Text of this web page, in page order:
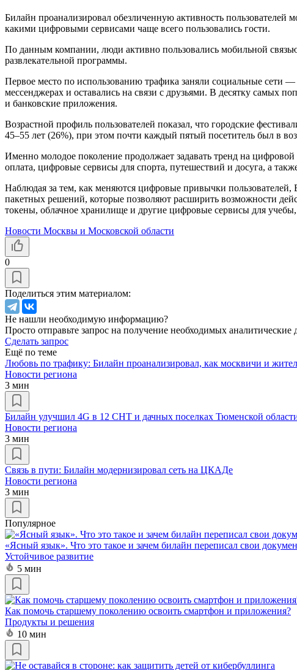
Билайн проанализировал обезличенную активность
какими цифровыми сервисами чаще всего пользовались гости.
По данным компании, люди активно пользовались мобильной
развлекательной программы.
Первое место по использованию трафика заняли социальные сети
мессенджерах и оставались на связи с друзьями. В десятку самых
и банковские приложения.
Возрастной профиль пользователей показал, что городские
45–55 лет (26%), при этом почти каждый пятый посетитель был в
Именно молодое поколение продолжает задавать тренд на
оплата, цифровые сервисы для спорта, путешествий и досуга, а
Наблюдая за тем, как меняются цифровые привычки
пакетных решений, которые позволяют расширить возможности
токены, облачное хранилище и другие цифровые сервисы для
Новости Москвы и Московской области
0
Поделиться этим материалом:
Не нашли необходимую информацию?
Просто отправьте запрос на получение необходимых
Сделать запрос
Ещё по теме
Любовь по трафику: Билайн проанализировал, как москвичи и
Новости региона
3 мин
Билайн улучшил 4G в 12 СНТ и дачных поселках Тюменской
Новости региона
3 мин
Связь в пути: Билайн модернизировал сеть на ЦКАДе
Новости региона
3 мин
Популярное
«Ясный язык». Что это такое и зачем билайн переписал свои
Устойчивое развитие
5 мин
Как помочь старшему поколению освоить смартфон и приложения?
Продукты и решения
10 мин